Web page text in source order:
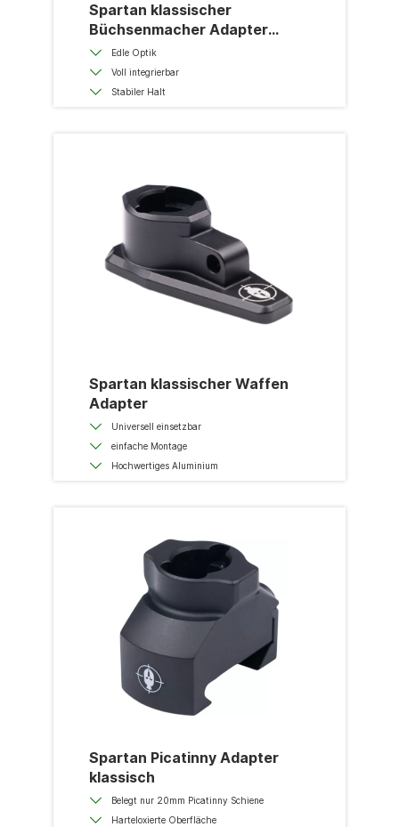
Spartan klassischer
Büchsenmacher Adapter
Messing
Edle Optik
Voll integrierbar
Stabiler Halt
Spartan klassischer Waffen
Adapter
Universell einsetzbar
einfache Montage
Hochwertiges Aluminium
Spartan Picatinny Adapter
klassisch
Belegt nur 20mm Picatinny Schiene
Harteloxierte Oberfläche